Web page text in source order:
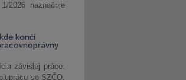
2026 naznačuje
končí
závislej práce.
so SZČO,